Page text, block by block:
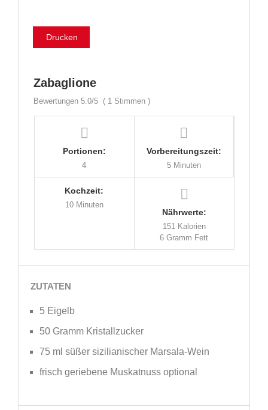
Drucken
Zabaglione
Bewertungen 5.0/5 ( 1 Stimmen )
Portionen:
4
Vorbereitungszeit:
5 Minuten
Kochzeit:
10 Minuten
Nährwerte:
151 Kalorien
6 Gramm Fett
ZUTATEN
5 Eigelb
50 Gramm Kristallzucker
75 ml süßer sizilianischer Marsala-Wein
frisch geriebene Muskatnuss optional